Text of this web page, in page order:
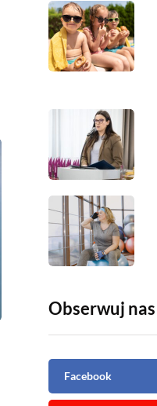
Obserwuj nas
Facebook